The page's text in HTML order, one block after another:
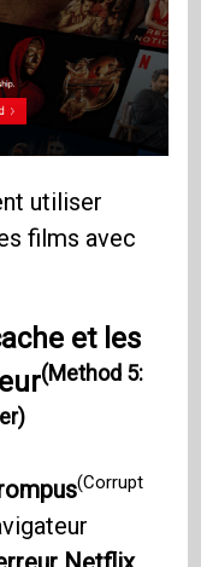
utiliser
films avec
et les
(Method 5:
(Corrupt